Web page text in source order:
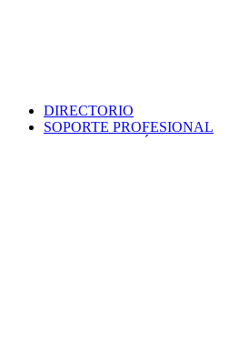
DIRECTORIO
SOPORTE PROFESIONAL